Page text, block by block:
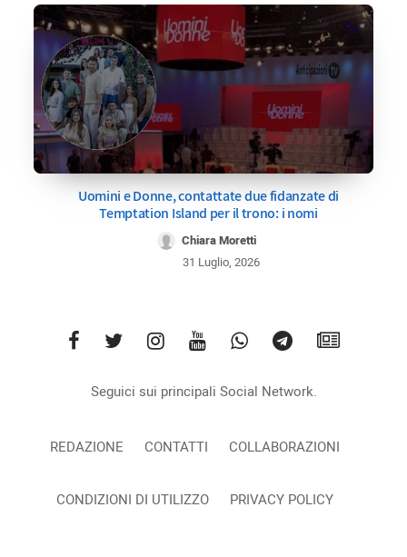
Uomini e Donne, contattate due fidanzate di
Temptation Island per il trono: i nomi
Chiara Moretti
31 Luglio, 2026
Seguici sui principali Social Network.
REDAZIONE CONTATTI COLLABORAZIONI
CONDIZIONI DI UTILIZZO PRIVACY POLICY